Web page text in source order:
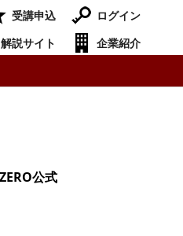
受講申込
ログイン
解説サイト
企業紹介
公式